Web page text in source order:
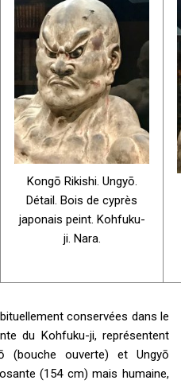
Kongō Rikishi. Ungyō.
Détail. Bois de cyprès
japonais peint. Kohfuku-
ji. Nara.
conservées dans le
du Kohfuku-ji, représentent
(bouche ouverte) et Ungyō
(154 cm) mais humaine,